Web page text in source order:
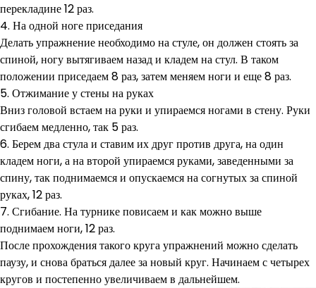
перекладине 12 раз.
4. На одной ноге приседания
Делать упражнение необходимо на стуле, он должен стоять за
спиной, ногу вытягиваем назад и кладем на стул. В таком
положении приседаем 8 раз, затем меняем ноги и еще 8 раз.
5. Отжимание у стены на руках
Вниз головой встаем на руки и упираемся ногами в стену. Руки
сгибаем медленно, так 5 раз.
6. Берем два стула и ставим их друг против друга, на один
кладем ноги, а на второй упираемся руками, заведенными за
спину, так поднимаемся и опускаемся на согнутых за спиной
руках, 12 раз.
7. Сгибание. На турнике повисаем и как можно выше
поднимаем ноги, 12 раз.
После прохождения такого круга упражнений можно сделать
паузу, и снова браться далее за новый круг. Начинаем с четырех
кругов и постепенно увеличиваем в дальнейшем.